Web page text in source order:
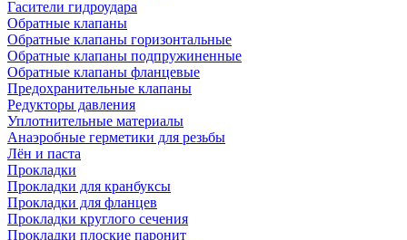
Гасители гидроудара
Обратные клапаны
Обратные клапаны горизонтальные
Обратные клапаны подпружиненные
Обратные клапаны фланцевые
Предохранительные клапаны
Редукторы давления
Уплотнительные материалы
Анаэробные герметики для резьбы
Лён и паста
Прокладки
Прокладки для кранбуксы
Прокладки для фланцев
Прокладки круглого сечения
Прокладки плоские паронит